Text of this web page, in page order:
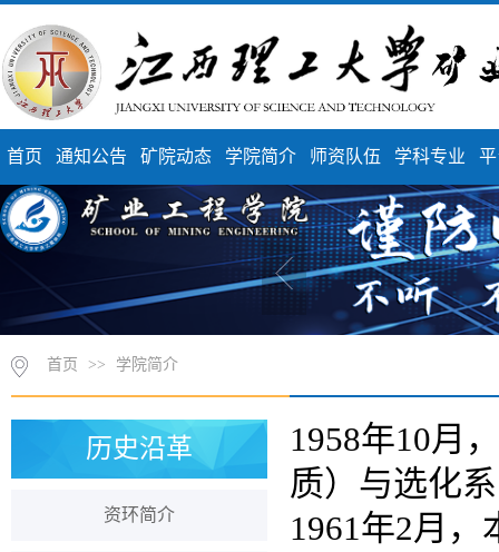
首页 通知公告 矿院动态 学院简介 师资队伍 学科专业
首页 >> 学院简介
历史沿革
资环简介
1958年10月
质）与选化
1961年2月